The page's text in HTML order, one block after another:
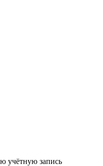
учётную запись